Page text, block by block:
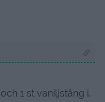
1 st vaniljstång i.